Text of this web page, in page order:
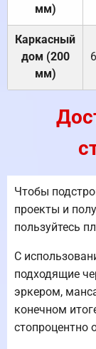
мм)
Каркасный
дом (200
мм)
Чтобы
проекты и
пользуйтесь
С
подходящие
эркером,
конечном